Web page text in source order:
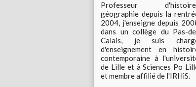
Professeur
géographie depuis la
2004, j'enseigne depuis
dans un collège du Pas-
Calais, je suis
d'enseignement en
contemporaine à
de Lille et à Sciences Po
et membre affilié de l'IRHiS.